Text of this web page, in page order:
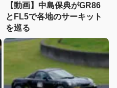
【動画】中島保典がGR86
とFL5で各地のサーキット
を巡る